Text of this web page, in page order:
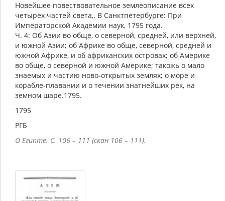
Новейшее повествовательное землеописание всех
четырех частей света,. В Санктпетербурге: При
Императорской Академии наук, 1795 года.
Ч. 4: Об Азии во обще, о северной, средней, или верхней,
и южной Азии; об Африке во обще, северной, средней и
южной Африке, и об африканских островах; об Америке
во обще, о северной и южной Америке; такожь о мало
знаемых и чаcтию ново-открытых землях; о море и
корабле-плавании и о течении знатнейших рек, на
земном шаре.1795.
1795
РГБ
О Египте. С. 106 – 111 (скан 106 – 111).